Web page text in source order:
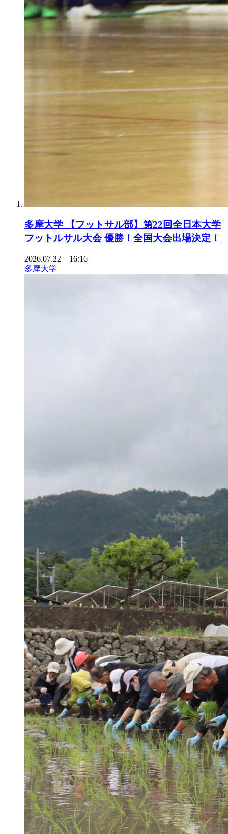
多摩大学 【フットサル部】第22回全日本大学
フットルサル大会 優勝！全国大会出場決定！
2026.07.22 16:16
多摩大学